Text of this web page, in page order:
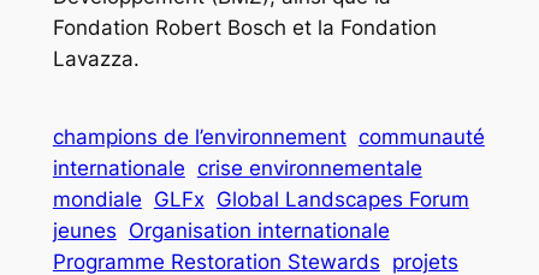
Fondation Robert Bosch et la Fondation
Lavazza.
champions de l’environnement communauté
internationale crise environnementale
mondiale GLFx Global Landscapes Forum
jeunes Organisation internationale
Programme Restoration Stewards projets